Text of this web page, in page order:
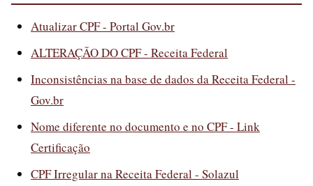
Atualizar CPF - Portal Gov.br
ALTERAÇÃO DO CPF - Receita Federal
Inconsistências na base de dados da Receita Federal -
Gov.br
Nome diferente no documento e no CPF - Link
Certificação
CPF Irregular na Receita Federal - Solazul